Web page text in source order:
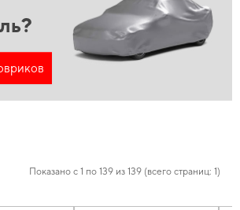
Показано с 1 по 139 из 139 (всего страниц: 1)